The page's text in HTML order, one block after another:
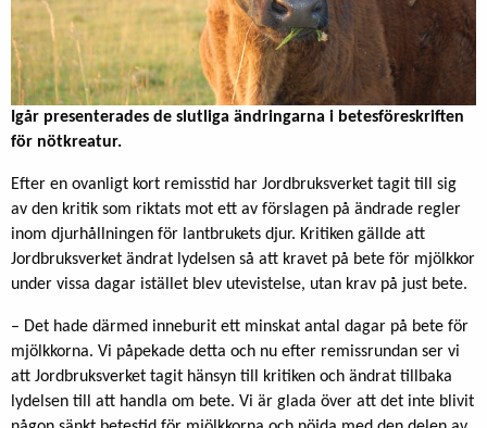
Igår presenterades de slutliga ändringarna i betesföreskriften
för nötkreatur.
Efter en ovanligt kort remisstid har Jordbruksverket tagit till sig
av den kritik som riktats mot ett av förslagen på ändrade regler
inom djurhållningen för lantbrukets djur. Kritiken gällde att
Jordbruksverket ändrat lydelsen så att kravet på bete för mjölkkor
under vissa dagar istället blev utevistelse, utan krav på just bete.
– Det hade därmed inneburit ett minskat antal dagar på bete för
mjölkkorna. Vi påpekade detta och nu efter remissrundan ser vi
att Jordbruksverket tagit hänsyn till kritiken och ändrat tillbaka
lydelsen till att handla om bete. Vi är glada över att det inte blivit